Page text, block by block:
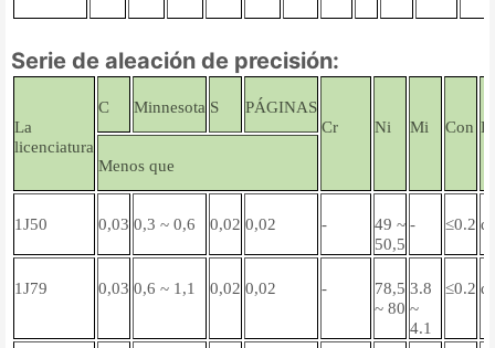
Serie de aleación de precisión:
La
licenciatura
C Minnesota S
PÁGINAS
Cr
Ni Mi Con
Menos que
1J50 0,03 0,3 ~ 0,6 0,02 0,02 -
49 ~
50,5
- ≤0.2
1J79 0,03 0,6 ~ 1,1 0,02 0,02 -
78,5
~ 80
3.8
~
4.1
≤0.2